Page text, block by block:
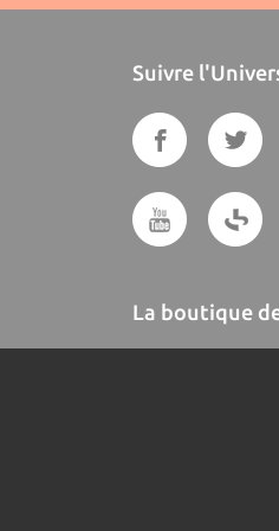
Suivre
La boutique